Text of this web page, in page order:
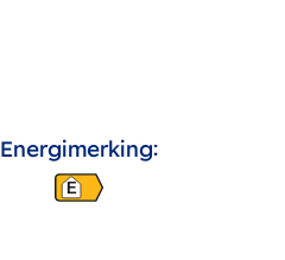
Energimerking:
E